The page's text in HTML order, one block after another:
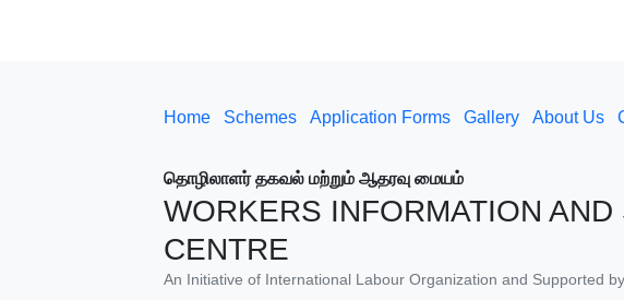
Home Schemes Application Forms Gallery About Us
தொழிலாளர் தகவல் மற்றும் ஆதரவு மையம்
WORKERS INFORMATION AND
CENTRE
An Initiative of International Labour Organization and Supported